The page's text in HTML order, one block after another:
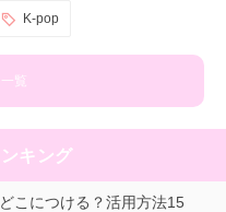
K-pop
覧
キング
こにつける？活用方法15